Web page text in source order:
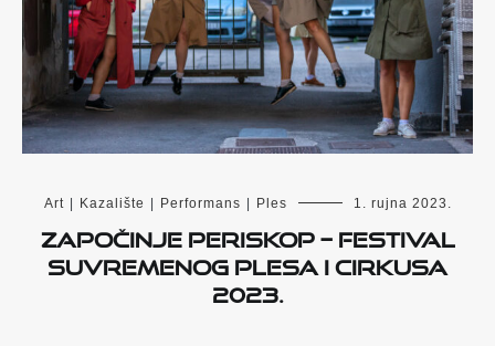
Art | Kazalište | Performans | Ples 1. rujna 2023.
Započinje PERISKOP – Festival
suvremenog plesa i cirkusa
2023.